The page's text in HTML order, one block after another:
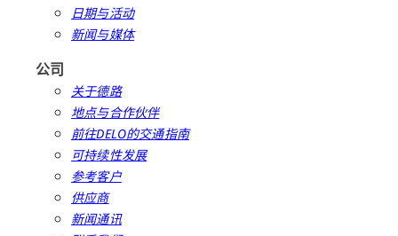
日期与活动
新闻与媒体
公司
关于德路
地点与合作伙伴
前往DELO的交通指南
可持续性发展
参考客户
供应商
新闻通讯